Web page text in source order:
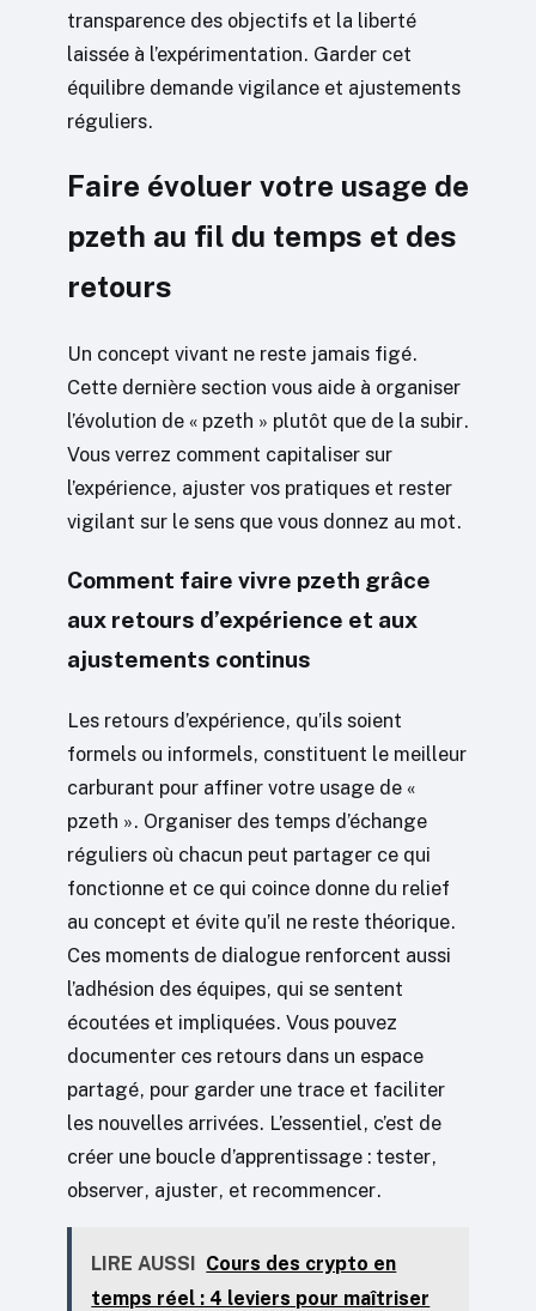
transparence des objectifs et la liberté
laissée à l’expérimentation. Garder cet
équilibre demande vigilance et ajustements
réguliers.
Faire évoluer votre usage de
pzeth au fil du temps et des
retours
Un concept vivant ne reste jamais figé.
Cette dernière section vous aide à organiser
l’évolution de « pzeth » plutôt que de la subir.
Vous verrez comment capitaliser sur
l’expérience, ajuster vos pratiques et rester
vigilant sur le sens que vous donnez au mot.
Comment faire vivre pzeth grâce
aux retours d’expérience et aux
ajustements continus
Les retours d’expérience, qu’ils soient
formels ou informels, constituent le meilleur
carburant pour affiner votre usage de «
pzeth ». Organiser des temps d’échange
réguliers où chacun peut partager ce qui
fonctionne et ce qui coince donne du relief
au concept et évite qu’il ne reste théorique.
Ces moments de dialogue renforcent aussi
l’adhésion des équipes, qui se sentent
écoutées et impliquées. Vous pouvez
documenter ces retours dans un espace
partagé, pour garder une trace et faciliter
les nouvelles arrivées. L’essentiel, c’est de
créer une boucle d’apprentissage : tester,
observer, ajuster, et recommencer.
LIRE AUSSI Cours des crypto en
temps réel : 4 leviers pour maîtriser